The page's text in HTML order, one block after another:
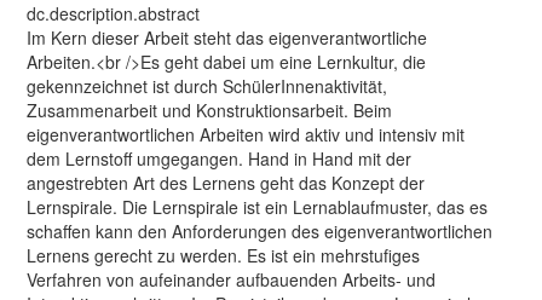
dc.description.abstract
Im Kern dieser Arbeit steht das eigenverantwortliche
Arbeiten.<br />Es geht dabei um eine Lernkultur, die
gekennzeichnet ist durch SchülerInnenaktivität,
Zusammenarbeit und Konstruktionsarbeit. Beim
eigenverantwortlichen Arbeiten wird aktiv und intensiv mit
dem Lernstoff umgegangen. Hand in Hand mit der
angestrebten Art des Lernens geht das Konzept der
Lernspirale. Die Lernspirale ist ein Lernablaufmuster, das es
schaffen kann den Anforderungen des eigenverantwortlichen
Lernens gerecht zu werden. Es ist ein mehrstufiges
Verfahren von aufeinander aufbauenden Arbeits- und